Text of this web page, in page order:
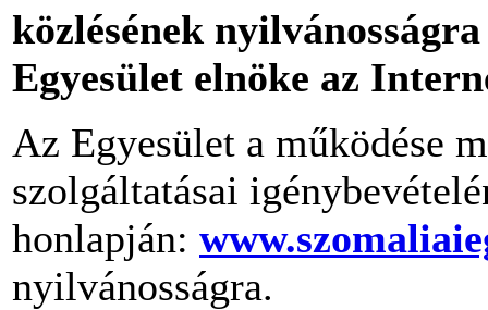
közlésének
Egyesület elnöke az
Az Egyesület a működése
szolgáltatásai
honlapján:
nyilvánosságra.